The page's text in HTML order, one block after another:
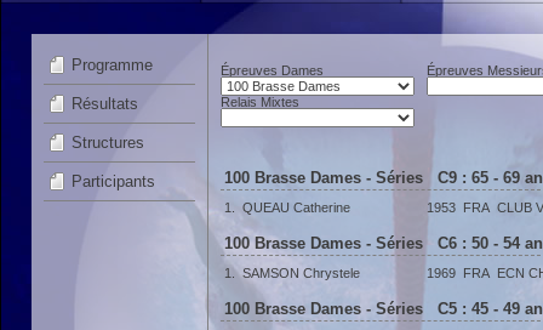
Programme
Résultats
Structures
Participants
Épreuves Dames Épreuves
Relais Mixtes
100 Brasse Dames - Séries C9 : 65 - 69
1. QUEAU Catherine 1953 FRA CLUB
100 Brasse Dames - Séries C6 : 50 - 54
1. SAMSON Chrystele 1969 FRA ECN
100 Brasse Dames - Séries C5 : 45 - 49